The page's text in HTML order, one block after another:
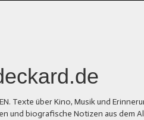
Texte über Kino, Musik und
und biografische Notizen aus dem